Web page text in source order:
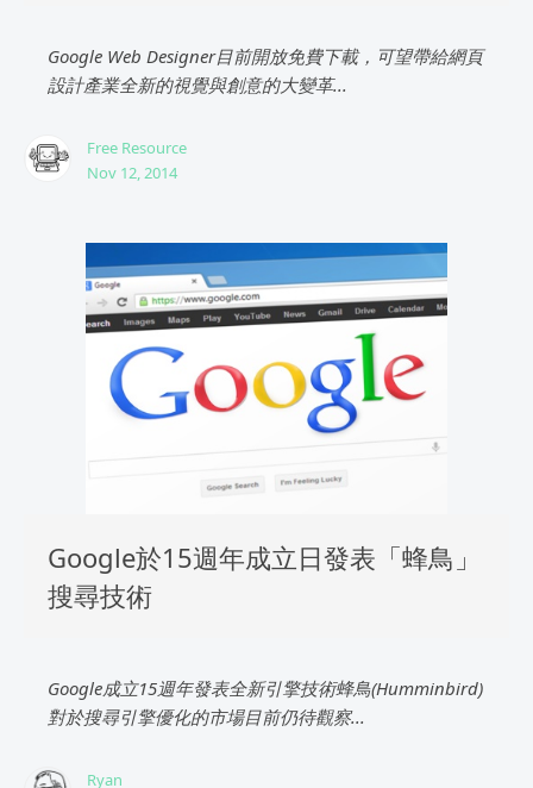
Google Web Designer目前開放免費下載，可望帶給網頁
設計產業全新的視覺與創意的大變革...
Free Resource
Nov 12, 2014
Google於15週年成立日發表「蜂鳥」
搜尋技術
Google成立15週年發表全新引擎技術蜂鳥(Humminbird)
對於搜尋引擎優化的市場目前仍待觀察...
Ryan